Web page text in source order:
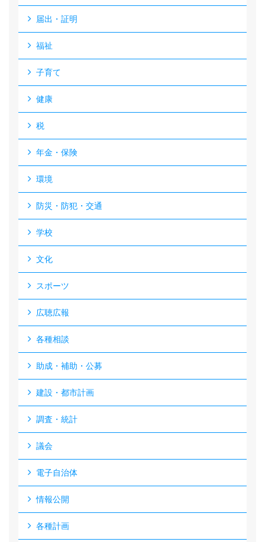
届出・証明
福祉
子育て
健康
税
年金・保険
環境
防災・防犯・交通
学校
文化
スポーツ
広聴広報
各種相談
助成・補助・公募
建設・都市計画
調査・統計
議会
電子自治体
情報公開
各種計画